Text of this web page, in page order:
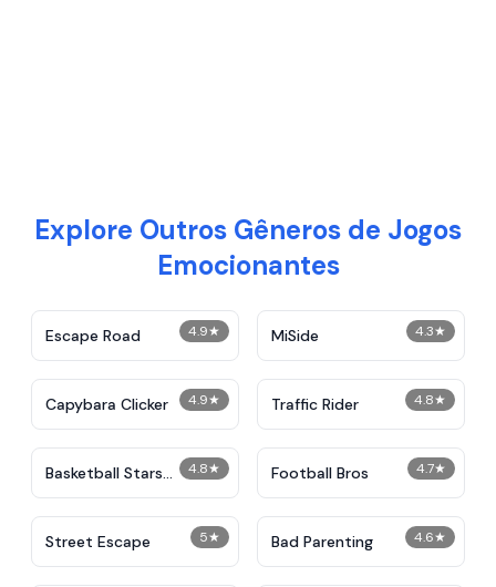
Explore Outros Gêneros de Jogos
Emocionantes
4.9★
Escape Road 4.3★
MiSide
4.9★
Capybara Clicker 4.8★
Traffic Rider
4.8★
Basketball Stars
Unblocked
4.7★
Football Bros
5★
Street Escape 4.6★
Bad Parenting